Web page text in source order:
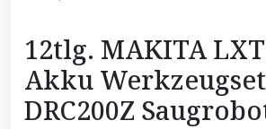
12tlg. MAKITA
Akku
DRC200Z